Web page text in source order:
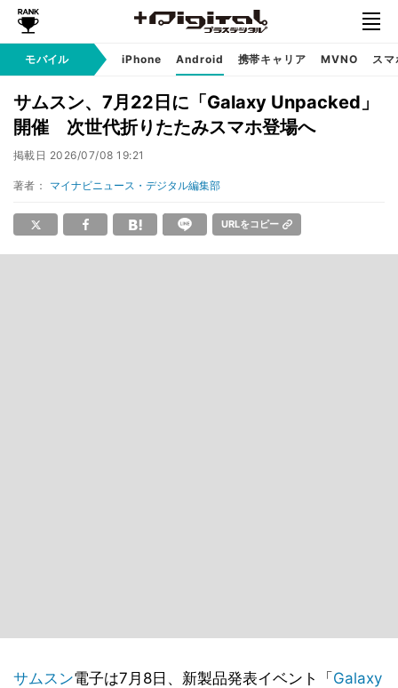
モバイル iPhone Android 携帯キャリア MVNO ス
サムスン、7月22日に「Galaxy Unpacked」
開催 次世代折りたたみスマホ登場へ
掲載日 2026/07/08 19:21
著者： マイナビニュース・デジタル編集部
URLをコピー
サムスン電子は7月8日、新製品発表イベント「 Galaxy